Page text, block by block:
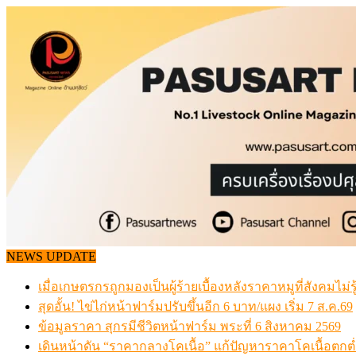
content
NEWS UPDATE
เมื่อเกษตรกรถูกมองเป็นผู้ร้ายเบื้องหลังราคาหมูที่สังคมไม่
สุดอั้น! ไข่ไก่หน้าฟาร์มปรับขึ้นอีก 6 บาท/แผง เริ่ม 7 ส.ค.69
ข้อมูลราคา สุกรมีชีวิตหน้าฟาร์ม พระที่ 6 สิงหาคม 2569
เดินหน้าดัน “ราคากลางโคเนื้อ” แก้ปัญหาราคาโคเนื้อตก